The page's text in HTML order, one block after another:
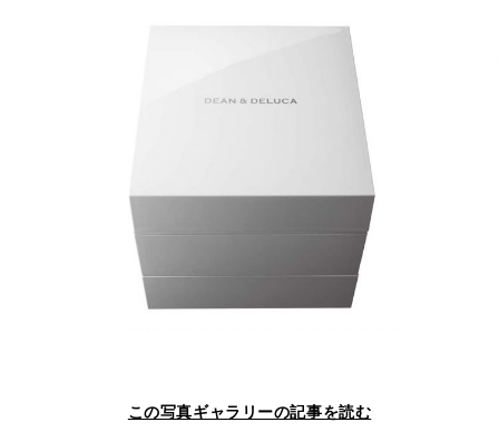
この写真ギャラリーの記事を読む